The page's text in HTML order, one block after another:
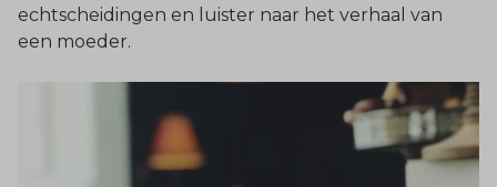
echtscheidingen en luister naar het verhaal van
een moeder.